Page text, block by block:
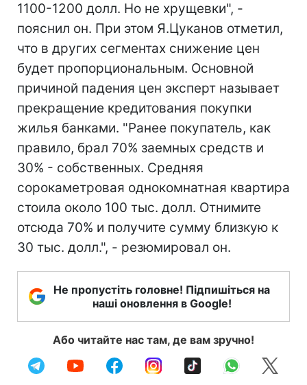
1100-1200 долл. Но не хрущевки", -
пояснил он. При этом Я.Цуканов отметил,
что в других сегментах снижение цен
будет пропорциональным. Основной
причиной падения цен эксперт называет
прекращение кредитования покупки
жилья банками. "Ранее покупатель, как
правило, брал 70% заемных средств и
30% - собственных. Средняя
сорокаметровая однокомнатная квартира
стоила около 100 тыс. долл. Отнимите
отсюда 70% и получите сумму близкую к
30 тыс. долл.", - резюмировал он.
Не пропустіть головне! Підпишіться на
наші оновлення в Google!
Або читайте нас там, де вам зручно!